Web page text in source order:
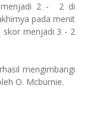
menjadi 2 - 2 di
pada menit
skor menjadi 3 - 2
mengimbangi
O. Mcburnie.